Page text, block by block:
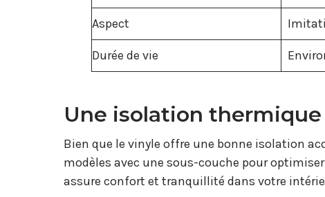
Aspect
Durée de vie
Une isolation
Bien que le vinyle offre une bonne isolation
modèles avec une sous-couche pour
assure confort et tranquillité dans votre